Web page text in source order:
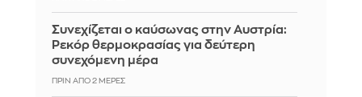
Συνεχίζεται ο καύσωνας στην Αυστρία:
Ρεκόρ θερμοκρασίας για δεύτερη
συνεχόμενη μέρα
ΠΡΙΝ ΑΠΌ 2 ΜΈΡΕΣ